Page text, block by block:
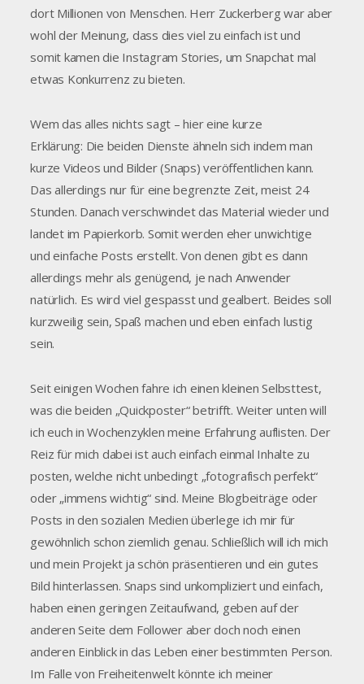
dort Millionen von Menschen. Herr Zuckerberg war aber
wohl der Meinung, dass dies viel zu einfach ist und
somit kamen die Instagram Stories, um Snapchat mal
etwas Konkurrenz zu bieten.
Wem das alles nichts sagt – hier eine kurze
Erklärung: Die beiden Dienste ähneln sich indem man
kurze Videos und Bilder (Snaps) veröffentlichen kann.
Das allerdings nur für eine begrenzte Zeit, meist 24
Stunden. Danach verschwindet das Material wieder und
landet im Papierkorb. Somit werden eher unwichtige
und einfache Posts erstellt. Von denen gibt es dann
allerdings mehr als genügend, je nach Anwender
natürlich. Es wird viel gespasst und gealbert. Beides soll
kurzweilig sein, Spaß machen und eben einfach lustig
sein.
Seit einigen Wochen fahre ich einen kleinen Selbsttest,
was die beiden „Quickposter“ betrifft. Weiter unten will
ich euch in Wochenzyklen meine Erfahrung auflisten. Der
Reiz für mich dabei ist auch einfach einmal Inhalte zu
posten, welche nicht unbedingt „fotografisch perfekt“
oder „immens wichtig“ sind. Meine Blogbeiträge oder
Posts in den sozialen Medien überlege ich mir für
gewöhnlich schon ziemlich genau. Schließlich will ich mich
und mein Projekt ja schön präsentieren und ein gutes
Bild hinterlassen. Snaps sind unkompliziert und einfach,
haben einen geringen Zeitaufwand, geben auf der
anderen Seite dem Follower aber doch noch einen
anderen Einblick in das Leben einer bestimmten Person.
Im Falle von Freiheitenwelt könnte ich meiner